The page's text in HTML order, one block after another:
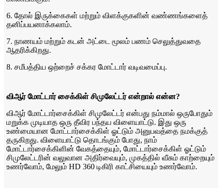
6. தோல் இருக்கைகள் மற்றும் விளக்குகளின் வண்ணங்களைத்
தனிப்பயனாக்கலாம்.
7. நாணயம் மற்றும் கடன் அட்டை மூலம் பணம் செலுத்துவதை
ஆதரிக்கிறது.
8. சமீபத்திய ஒற்றைச் சக்கர மோட்டார் வடிவமைப்பு.
விஆர் மோட்டார் சைக்கிள் சிமுலேட்டர் என்றால் என்ன?
விஆர் மோட்டார்சைக்கிள் சிமுலேட்டர் என்பது நம்மால் ஒருபோதும்
மறுக்க முடியாத ஒரு தீவிர பந்தய விளையாட்டு. இது ஒரு
உண்மையான மோட்டார்சைக்கிள் ஓட்டும் அனுபவத்தை நமக்குத்
தருகிறது. விளையாட்டு தொடங்கும் போது, ​​நாம்
மோட்டார்சைக்கிளின் வேகத்தையும், மோட்டார்சைக்கிள் ஓட்டும்
சிமுலேட்டரின் வலுவான அதிர்வையும், முகத்தில் வீசும் காற்றையும்
உணர்வோம், மேலும் HD 360 டிகிரி காட்சியையும் உணர்வோம்.